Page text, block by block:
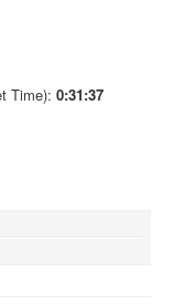
Time): 0:31:37